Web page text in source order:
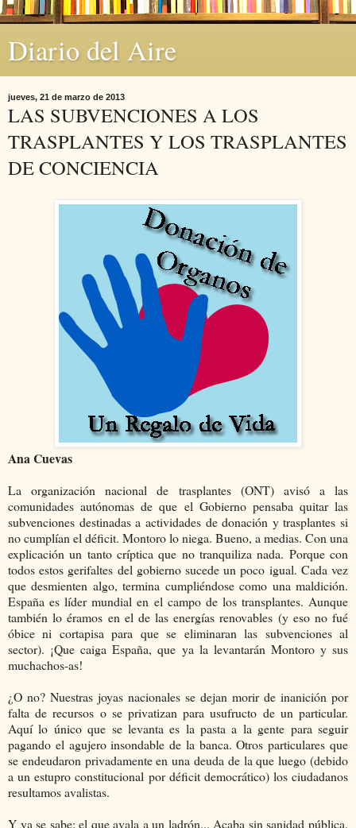
Diario del Aire
jueves, 21 de marzo de 2013
LAS SUBVENCIONES A LOS
TRASPLANTES Y LOS TRASPLANTES
DE CONCIENCIA
Ana Cuevas
La organización nacional de trasplantes (ONT) avisó a las
comunidades autónomas de que el Gobierno pensaba quitar las
subvenciones destinadas a actividades de donación y trasplantes si
no cumplían el déficit. Montoro lo niega. Bueno, a medias. Con una
explicación un tanto críptica que no tranquiliza nada. Porque con
todos estos gerifaltes del gobierno sucede un poco igual. Cada vez
que desmienten algo, termina cumpliéndose como una maldición.
España es líder mundial en el campo de los transplantes. Aunque
también lo éramos en el de las energías renovables (y eso no fué
óbice ni cortapisa para que se eliminaran las subvenciones al
sector). ¡Que caiga España, que ya la levantarán Montoro y sus
muchachos-as!
¿O no? Nuestras joyas nacionales se dejan morir de inanición por
falta de recursos o se privatizan para usufructo de un particular.
Aquí lo único que se levanta es la pasta a la gente para seguir
pagando el agujero insondable de la banca. Otros particulares que
se endeudaron privadamente en una deuda de la que luego (debido
a un estupro constitucional por déficit democrático) los ciudadanos
resultamos avalistas.
Y ya se sabe: el que avala a un ladrón... Acaba sin sanidad pública,